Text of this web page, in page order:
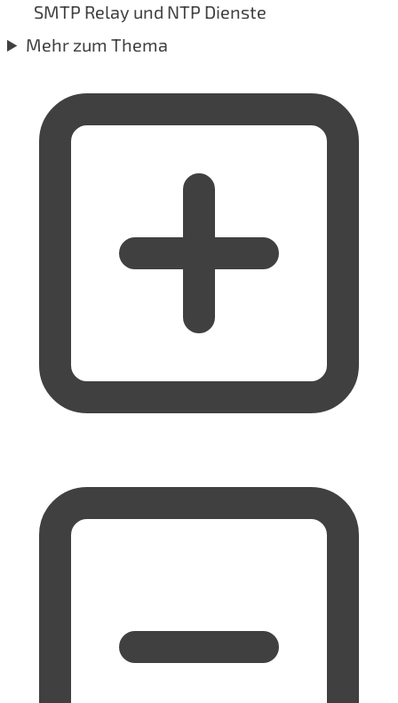
SMTP Relay und NTP Dienste
Mehr zum Thema